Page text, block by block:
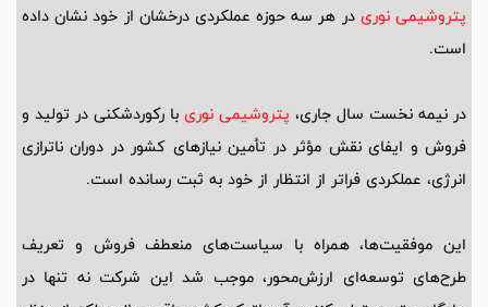
پتروشیمی نوری در هر سه حوزه عملکردی درخشان از خود نشان داده
است.
در نیمه نخست سال جاری، پتروشیمی نوری با رکوردشکنی در تولید و
فروش و ایفای نقش مؤثر در تأمین نیازهای کشور در دوران ناترازی
انرژی، عملکردی فراتر از انتظار از خود به ثبت رسانده است.
این موفقیت‌ها، همراه با سیاست‌های منعطف فروش و تعریف
طرح‌های توسعه‌ای ارزش‌محور، موجب شد این شرکت نه تنها در